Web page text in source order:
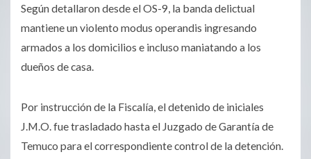
Según detallaron desde el OS-9, la banda delictual
mantiene un violento modus operandis ingresando
armados a los domicilios e incluso maniatando a los
dueños de casa.
Por instrucción de la Fiscalía, el detenido de iniciales
J.M.O. fue trasladado hasta el Juzgado de Garantía de
Temuco para el correspondiente control de la detención.